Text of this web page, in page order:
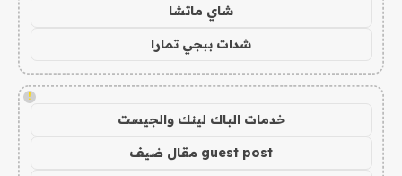
شاي ماتشا
شدات ببجي تمارا
!
خدمات الباك لينك والجيست
guest post مقال ضيف